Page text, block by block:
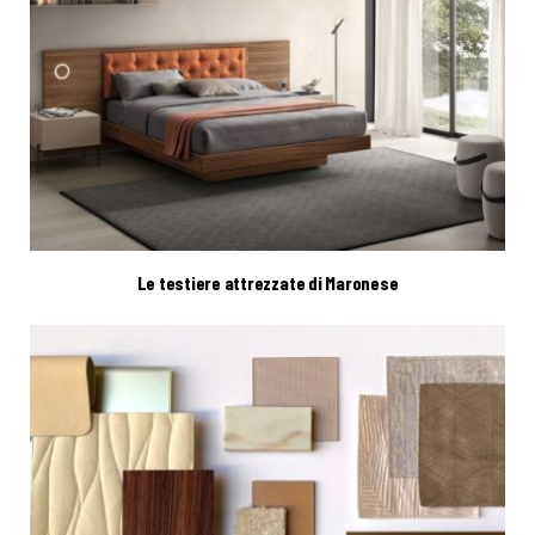
Le testiere attrezzate di Maronese